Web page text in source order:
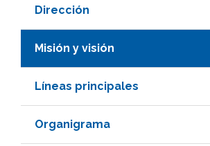
Dirección
Misión y visión
Líneas principales
Organigrama